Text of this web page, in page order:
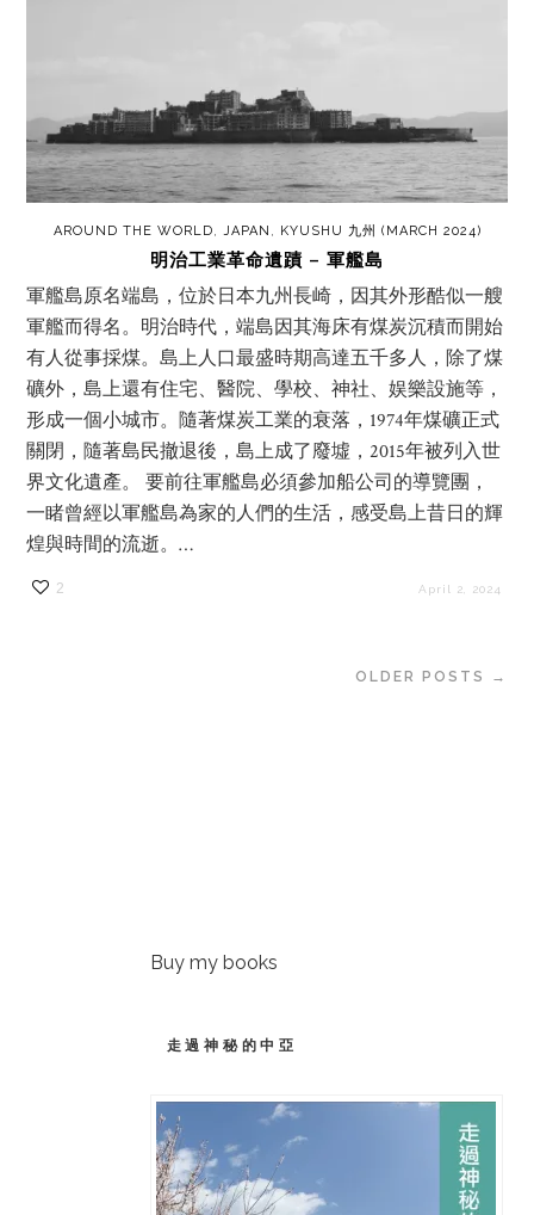
AROUND THE WORLD, JAPAN , KYUSHU 九州 (MARCH 2024)
明治工業革命遺蹟 – 軍艦島
軍艦島原名端島，位於日本九州長崎，因其外形酷似一艘
軍艦而得名。明治時代，端島因其海床有煤炭沉積而開始
有人從事採煤。島上人口最盛時期高達五千多人，除了煤
礦外，島上還有住宅、醫院、學校、神社、娱樂設施等，
形成一個小城市。隨著煤炭工業的衰落，1974年煤礦正式
關閉，隨著島民撤退後，島上成了廢墟，2015年被列入世
界文化遺產。 要前往軍艦島必須參加船公司的導覽團，
一睹曾經以軍艦島為家的人們的生活，感受島上昔日的輝
煌與時間的流逝。…
2 April 2, 2024
OLDER POSTS →
Buy my books
走過神秘的中亞